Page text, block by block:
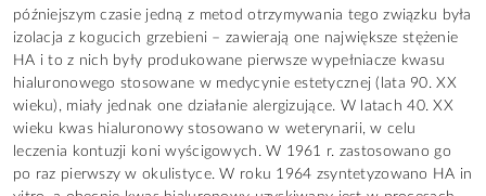
późniejszym czasie jedną z metod otrzymywania tego związku była
izolacja z kogucich grzebieni – zawierają one największe stężenie
HA i to z nich były produkowane pierwsze wypełniacze kwasu
hialuronowego stosowane w medycynie estetycznej (lata 90. XX
wieku), miały jednak one działanie alergizujące. W latach 40. XX
wieku kwas hialuronowy stosowano w weterynarii, w celu
leczenia kontuzji koni wyścigowych. W 1961 r. zastosowano go
po raz pierwszy w okulistyce. W roku 1964 zsyntetyzowano HA in